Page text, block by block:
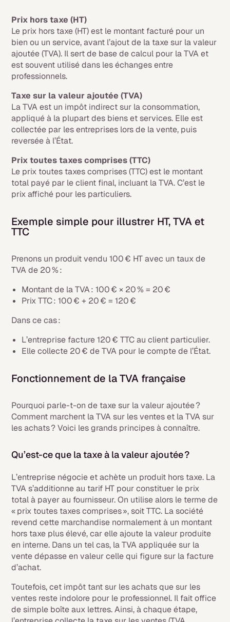
Prix hors taxe (HT)
Le prix hors taxe (HT) est le montant facturé pour un
bien ou un service, avant l’ajout de la taxe sur la valeur
ajoutée (TVA). Il sert de base de calcul pour la TVA et
est souvent utilisé dans les échanges entre
professionnels.
Taxe sur la valeur ajoutée (TVA)
La TVA est un impôt indirect sur la consommation,
appliqué à la plupart des biens et services. Elle est
collectée par les entreprises lors de la vente, puis
reversée à l’État.
Prix toutes taxes comprises (TTC)
Le prix toutes taxes comprises (TTC) est le montant
total payé par le client final, incluant la TVA. C’est le
prix affiché pour les particuliers.
Exemple simple pour illustrer HT, TVA et
TTC
Prenons un produit vendu 100 € HT avec un taux de
TVA de 20 % :
Montant de la TVA : 100 € × 20 % = 20 €
Prix TTC : 100 € + 20 € = 120 €
Dans ce cas :
L’entreprise facture 120 € TTC au client particulier.
Elle collecte 20 € de TVA pour le compte de l’État.
Fonctionnement de la TVA française
Pourquoi parle-t-on de taxe sur la valeur ajoutée ?
Comment marchent la TVA sur les ventes et la TVA sur
les achats ? Voici les grands principes à connaître.
Qu’est-ce que la taxe à la valeur ajoutée ?
L’entreprise négocie et achète un produit hors taxe. La
TVA s’additionne au tarif HT pour constituer le prix
total à payer au fournisseur. On utilise alors le terme de
« prix toutes taxes comprises », soit TTC. La société
revend cette marchandise normalement à un montant
hors taxe plus élevé, car elle ajoute la valeur produite
en interne. Dans un tel cas, la TVA appliquée sur la
vente dépasse en valeur celle qui figure sur la facture
d’achat.
Toutefois, cet impôt tant sur les achats que sur les
ventes reste indolore pour le professionnel. Il fait office
de simple boîte aux lettres. Ainsi, à chaque étape,